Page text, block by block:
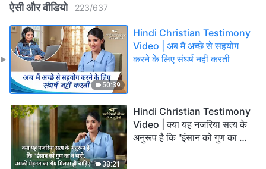
ऐसी और वीडियो 223/637
50:39
Hindi Christian Testimony
Video | अब मैं अच्छे से सहयोग
करने के लिए संघर्ष नहीं करती
38:21
Hindi Christian Testimony
Video | क्या यह नजरिया सत्य के
अनुरूप है कि "इंसान को गुण का न